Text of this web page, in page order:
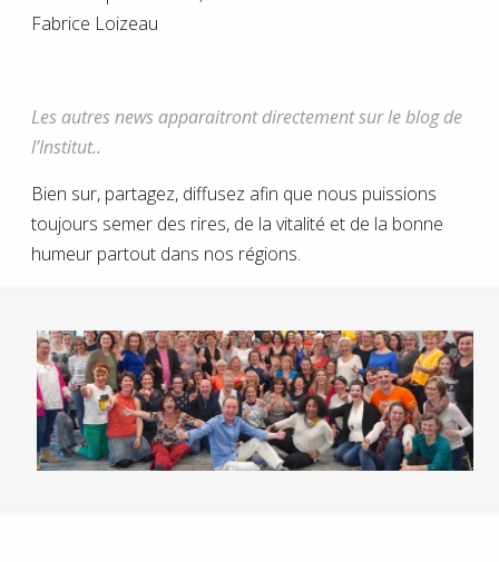
Fabrice Loizeau
Les autres news apparaitront directement sur le blog de
l’Institut..
Bien sur, partagez, diffusez afin que nous puissions
toujours semer des rires, de la vitalité et de la bonne
humeur partout dans nos régions.